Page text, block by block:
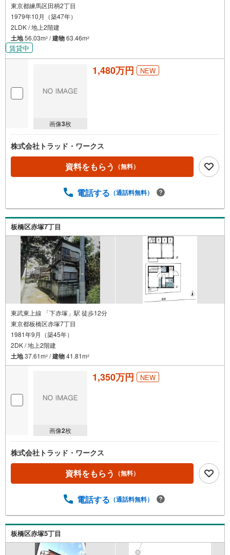
東京都練馬区田柄2丁目
1979年10月（築47年）
2LDK / 地上2階建
土地56.03m2 /建物63.46m2
賃貸中
画像3枚
1,480万円 NEW
株式会社トラッド・ワークス
資料をもらう （無料）
電話する （通話料無料）
板橋区赤塚7丁目
東武東上線 「下赤塚」駅 徒歩12分
東京都板橋区赤塚7丁目
1981年9月（築45年）
2DK / 地上2階建
土地37.61m2 /建物41.81m2
画像2枚
1,350万円 NEW
株式会社トラッド・ワークス
資料をもらう （無料）
電話する （通話料無料）
板橋区赤塚5丁目